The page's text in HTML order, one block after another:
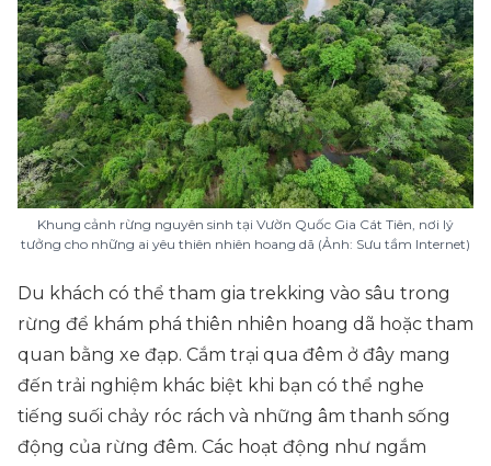
Khung cảnh rừng nguyên sinh tại Vườn Quốc Gia Cát Tiên, nơi lý
tưởng cho những ai yêu thiên nhiên hoang dã (Ảnh: Sưu tầm Internet)
Du khách có thể tham gia trekking vào sâu trong
rừng để khám phá thiên nhiên hoang dã hoặc tham
quan bằng xe đạp. Cắm trại qua đêm ở đây mang
đến trải nghiệm khác biệt khi bạn có thể nghe
tiếng suối chảy róc rách và những âm thanh sống
động của rừng đêm. Các hoạt động như ngắm